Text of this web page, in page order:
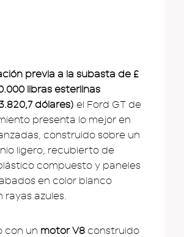
previa a la subasta de £
libras esterlinas
dólares) el Ford GT de
presenta lo mejor en
construido sobre un
ligero, recubierto de
compuesto y paneles
en color blanco
azules.
con un motor V8 construido